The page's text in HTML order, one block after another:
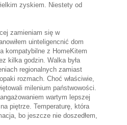
zyskiem. Niestety od
zamieniam się w
uinteligencnić dom
kompatybilne z HomeKitem
kilka godzin. Walka była
regionalnych zamiast
rozmach. Choć właściwie,
milenium państwowości.
wartym lepszej
piętrze. Temperaturę, która
bo jeszcze nie doszedłem,